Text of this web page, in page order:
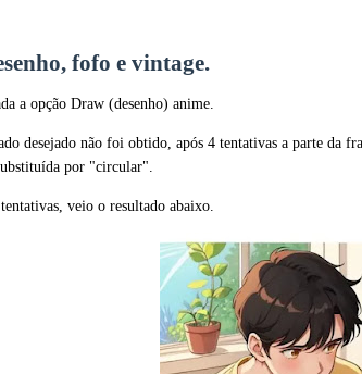
fofo e vintage.
a opção Draw (desenho) anime.
desejado não foi obtido, após 4 tentativas a parte da
por "circular".
veio o resultado abaixo.